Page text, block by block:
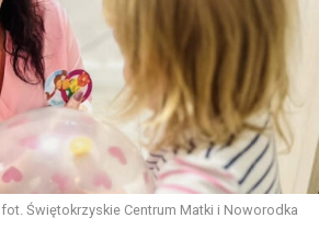
fot. Świętokrzyskie Centrum Matki i Noworodka